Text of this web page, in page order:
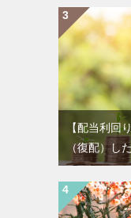
【配当利回
（復配）し